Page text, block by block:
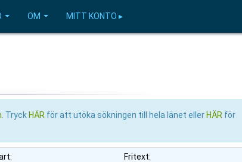
OM MITT KONTO ▸
. Tryck HÄR för att utöka sökningen till hela länet eller HÄR för
Fritext: